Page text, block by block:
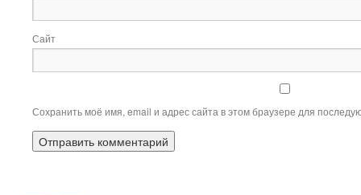
Сайт
Сохранить моё имя, email и адрес сайта в этом браузере для